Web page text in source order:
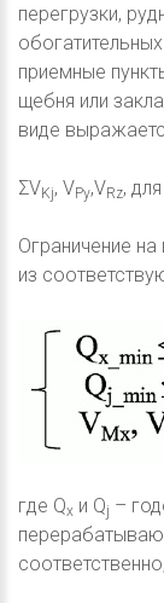
перегрузки,
приемные
щебня или
виде
ΣVKj, VPy,VRz,
Ограничение
из
где Qx и Qj –